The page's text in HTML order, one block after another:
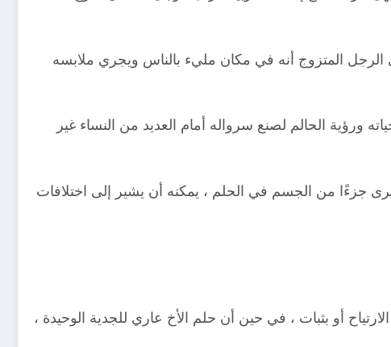
المتزوج أنه في مكان مليء بالناس ويجري ملابسه
ورؤية الحالم لصنع سرواله أمام العديد من النساء غير
جزءًا من الجسم في الحلم ، يمكنه أن يشير إلى اختلافات
أو بثبات ، في حين أن حلم الأخ عاري للجدية الوحيدة ،